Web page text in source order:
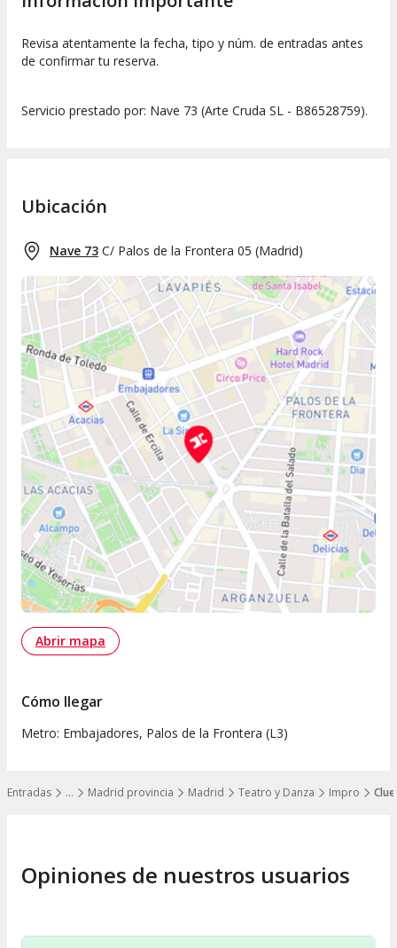
…
Mostrar todos los niveles
Entradas Madrid provincia Madrid Teatro y Danza Impro
Revisa atentamente la fecha, tipo y núm. de entradas antes
de confirmar tu reserva.
Servicio prestado por: Nave 73 (Arte Cruda SL - B86528759).
Ubicación
Nave 73 C/ Palos de la Frontera 05 (Madrid)
Abrir mapa
Cómo llegar
Metro: Embajadores, Palos de la Frontera (L3)
Opiniones de nuestros usuarios